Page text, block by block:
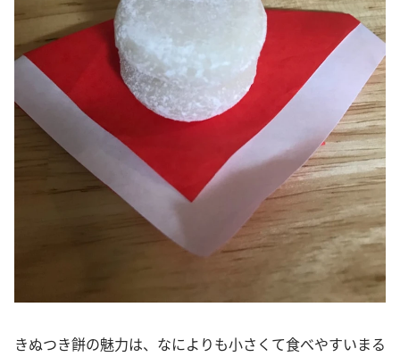
きぬつき餅の魅力は、なによりも小さくて食べやすいまる